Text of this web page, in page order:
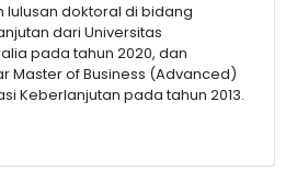
lulusan doktoral di bidang
dari Universitas
pada tahun 2020, dan
Master of Business (Advanced)
Keberlanjutan pada tahun 2013.